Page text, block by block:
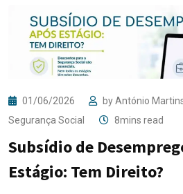
01/06/2026 byAntónio
Segurança Social
8mins read
Subsídio de
Estágio: Tem Direito?